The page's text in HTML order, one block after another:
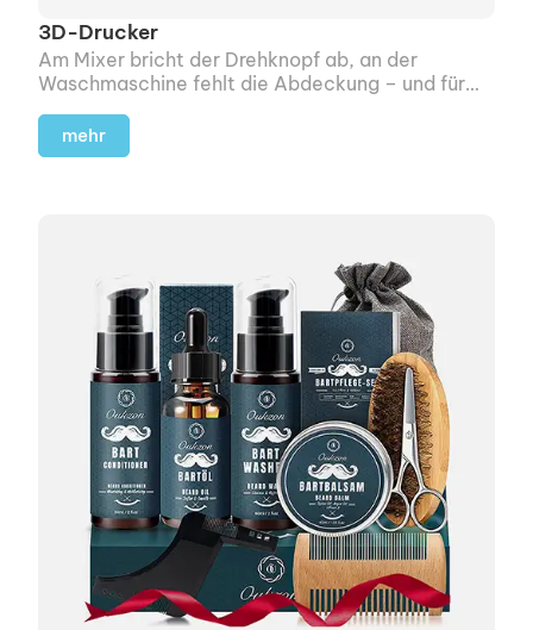
3D-Drucker
Am Mixer bricht der Drehknopf ab, an der
Waschmaschine fehlt die Abdeckung – und für
natürlich längst kein Ersatz mehr.
mehr